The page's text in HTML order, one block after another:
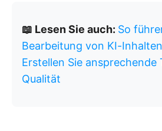
📖 Lesen Sie auch: So
Bearbeitung von KI-
Erstellen Sie
Qualität